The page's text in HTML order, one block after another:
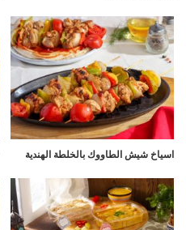
اسياخ شيش الطاووك بالخلطة الهندية